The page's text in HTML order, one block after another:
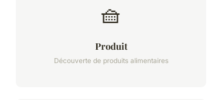
🧺
Produit
Découverte de produits alimentaires